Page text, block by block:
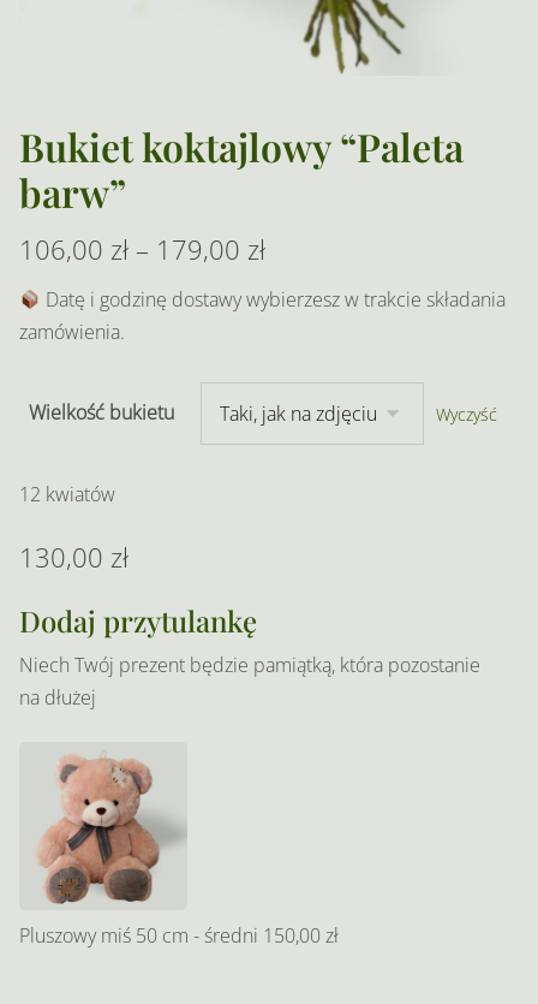
Bukiet koktajlowy “Paleta
barw”
106,00 zł – 179,00 złZakres
cen:
106,00 zł
do
Datę i godzinę dostawy wybierzesz w trakcie składania
zamówienia.
Wielkość bukietu Wyczyść
12 kwiatów
130,00 zł
Dodaj przytulankę
Niech Twój prezent będzie pamiątką, która pozostanie
na dłużej
Pluszowy miś 50 cm - średni 150,00 zł